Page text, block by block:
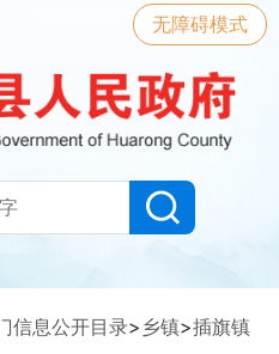
无障碍模式
信息公开目录> 乡镇>插旗镇